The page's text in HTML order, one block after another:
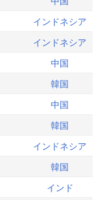
インドネシア
インドネシア
中国
韓国
中国
韓国
インドネシア
韓国
インド